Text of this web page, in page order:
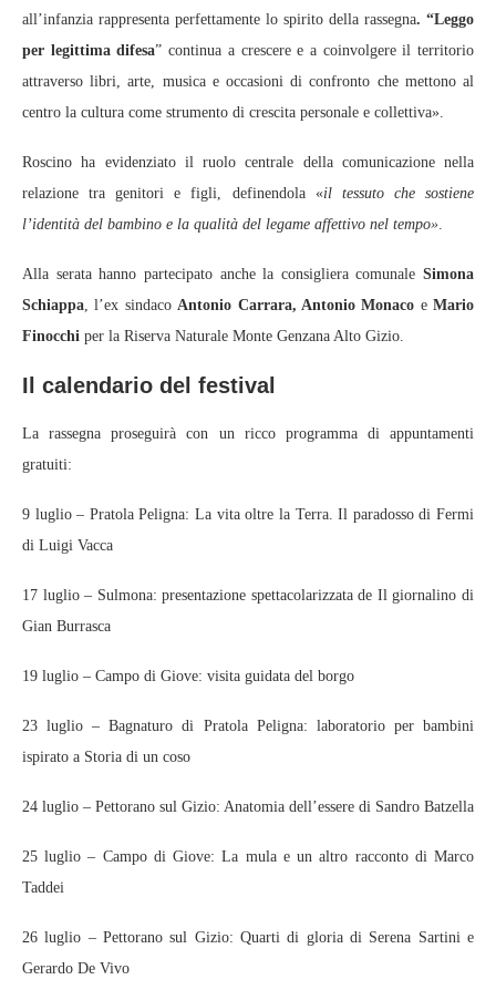
all’infanzia rappresenta perfettamente lo spirito della rassegna. “Leggo
per legittima difesa” continua a crescere e a coinvolgere il territorio
attraverso libri, arte, musica e occasioni di confronto che mettono al
centro la cultura come strumento di crescita personale e collettiva».
Roscino ha evidenziato il ruolo centrale della comunicazione nella
relazione tra genitori e figli, definendola «il tessuto che sostiene
l’identità del bambino e la qualità del legame affettivo nel tempo»
Alla serata hanno partecipato anche la consigliera comunale Simona
Schiappa , l’ex sindaco Antonio Carrara, Antonio Monaco e Mario
Finocchi per la Riserva Naturale Monte Genzana Alto Gizio.
Il calendario del festival
La rassegna proseguirà con un ricco programma di appuntamenti
gratuiti:
9 luglio – Pratola Peligna: La vita oltre la Terra. Il paradosso di Fermi
di Luigi Vacca
17 luglio – Sulmona: presentazione spettacolarizzata de Il giornalino di
Gian Burrasca
19 luglio – Campo di Giove: visita guidata del borgo
23 luglio – Bagnaturo di Pratola Peligna: laboratorio per bambini
ispirato a Storia di un coso
24 luglio – Pettorano sul Gizio: Anatomia dell’essere di Sandro Batzella
25 luglio – Campo di Giove: La mula e un altro racconto di Marco
Taddei
26 luglio – Pettorano sul Gizio: Quarti di gloria di Serena Sartini e
Gerardo De Vivo